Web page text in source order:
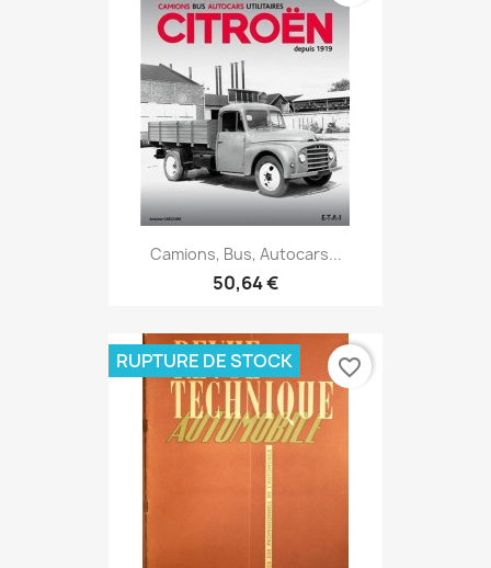
Camions, Bus, Autocars...
50,64 €
RUPTURE DE STOCK favorite_border